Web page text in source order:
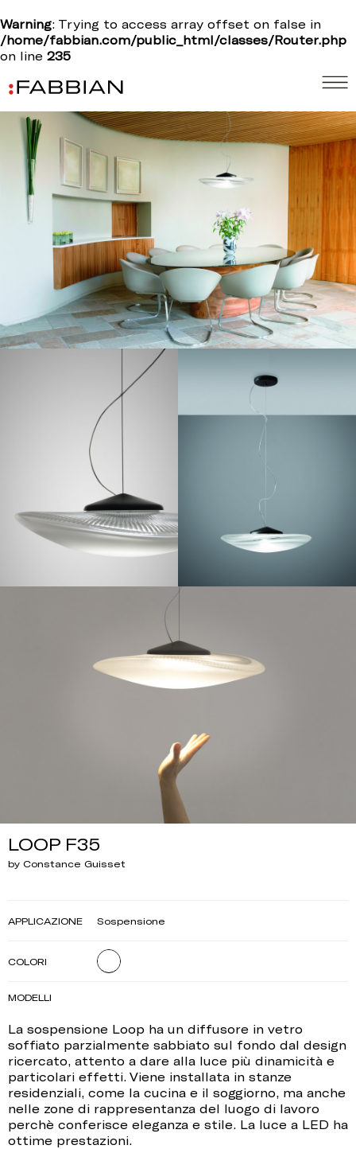
Warning: Trying to access array offset on false in
/home/fabbian.com/public_html/classes/Router.php
on line 235
LOOP F35
by Constance Guisset
La sospensione Loop ha un diffusore in vetro
soffiato parzialmente sabbiato sul fondo dal design
ricercato, attento a dare alla luce più dinamicità e
particolari effetti. Viene installata in stanze
residenziali, come la cucina e il soggiorno, ma anche
nelle zone di rappresentanza del luogo di lavoro
perchè conferisce eleganza e stile. La luce a LED ha
ottime prestazioni.
APPLICAZIONE Sospensione
COLORI
MODELLI